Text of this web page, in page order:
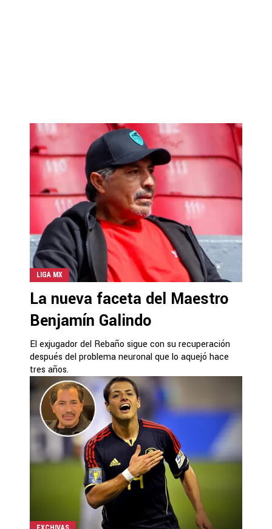
LIGA MX
La nueva faceta del Maestro
Benjamín Galindo
El exjugador del Rebaño sigue con su recuperación
después del problema neuronal que lo aquejó hace
tres años.